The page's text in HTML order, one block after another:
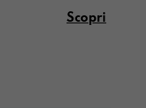
Scopri